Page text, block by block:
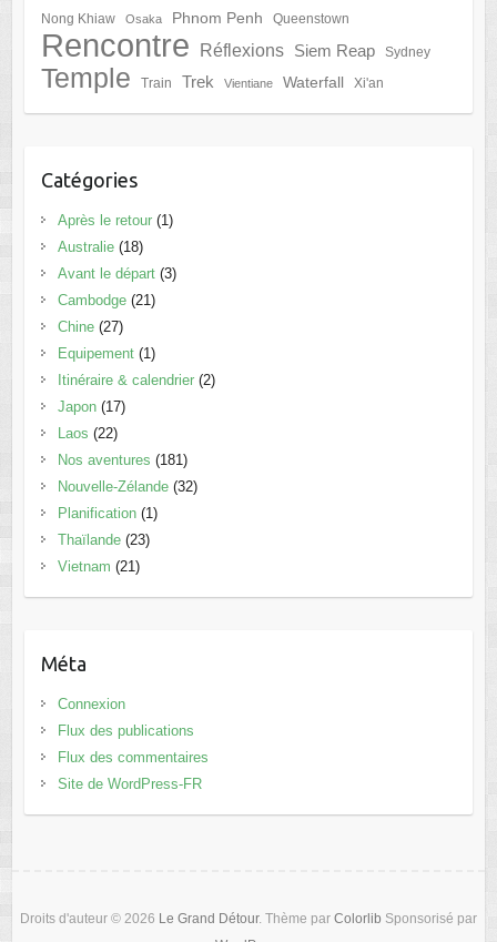
Nong Khiaw Osaka Phnom Penh Queenstown
Rencontre Réflexions Siem Reap Sydney
Temple Train Trek Vientiane Waterfall Xi'an
Catégories
Après le retour(1)
Australie(18)
Avant le départ(3)
Cambodge(21)
Chine(27)
Equipement(1)
Itinéraire & calendrier(2)
Japon(17)
Laos (22)
Nos aventures (181)
Nouvelle-Zélande(32)
Planification(1)
Thaïlande(23)
Vietnam (21)
Méta
Connexion
Flux des publications
Flux des commentaires
Site de WordPress-FR
Droits d'auteur © 2026 Le Grand Détour. Thème par Colorlib Sponsorisé par